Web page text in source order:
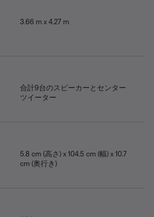
3.66 m x 4.27 m
合計9台のスピーカーとセンター
ツイーター
5.8 cm (高さ) x 104.5 cm (幅) x 10.7
cm (奥行き)